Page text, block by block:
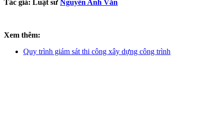
Tác giả: Luật sư Nguyễn Anh Văn
Xem thêm:
Quy trình giám sát thi công xây dựng công trình